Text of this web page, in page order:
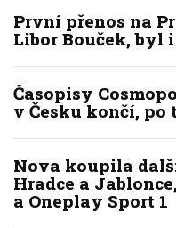
První přenos na
Libor Bouček, byl
Časopisy
v Česku končí, po
Nova koupila
Hradce a
a Oneplay Sport 1